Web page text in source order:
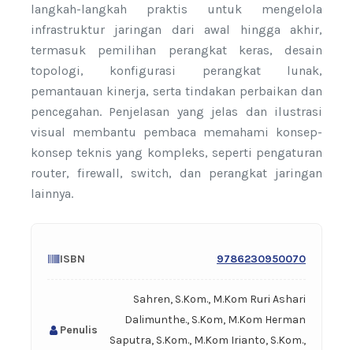
langkah-langkah praktis untuk mengelola
infrastruktur jaringan dari awal hingga akhir,
termasuk pemilihan perangkat keras, desain
topologi, konfigurasi perangkat lunak,
pemantauan kinerja, serta tindakan perbaikan dan
pencegahan. Penjelasan yang jelas dan ilustrasi
visual membantu pembaca memahami konsep-
konsep teknis yang kompleks, seperti pengaturan
router, firewall, switch, dan perangkat jaringan
lainnya.
ISBN 9786230950070
Penulis
Sahren, S.Kom., M.Kom Ruri Ashari
Dalimunthe., S.Kom, M.Kom Herman
Saputra, S.Kom., M.Kom Irianto, S.Kom.,